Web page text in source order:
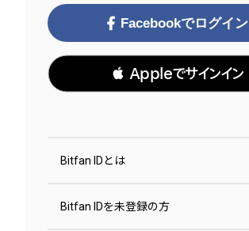
Facebookでログイン
 Appleでサインイン
Bitfan IDとは
Bitfan IDを未登録の方